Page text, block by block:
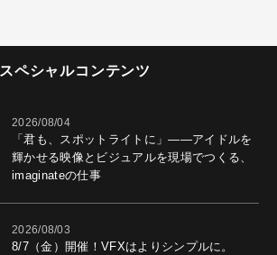
スペシャルコンテンツ
2026/08/04
「君も、スポットライトに」――アイドルを
輝かせる映像とビジュアルを現場でつくる、
imaginateの仕事
2026/08/03
8/7（金）開催！VFXはよりシンプルに。